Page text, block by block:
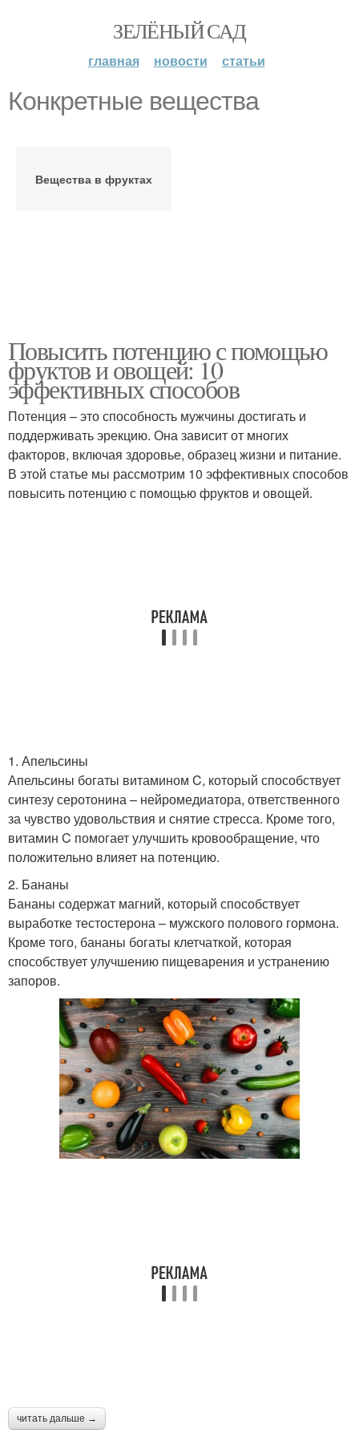
ЗЕЛЁНЫЙ САД
главная новости статьи
Конкретные вещества
Вещества в фруктах
Повысить потенцию с помощью
фруктов и овощей: 10
эффективных способов
Потенция – это способность мужчины достигать и
поддерживать эрекцию. Она зависит от многих
факторов, включая здоровье, образец жизни и питание.
В этой статье мы рассмотрим 10 эффективных способов
повысить потенцию с помощью фруктов и овощей.
1. Апельсины
Апельсины богаты витамином C, который способствует
синтезу серотонина – нейромедиатора, ответственного
за чувство удовольствия и снятие стресса. Кроме того,
витамин C помогает улучшить кровообращение, что
положительно влияет на потенцию.
2. Бананы
Бананы содержат магний, который способствует
выработке тестостерона – мужского полового гормона.
Кроме того, бананы богаты клетчаткой, которая
способствует улучшению пищеварения и устранению
запоров.
читать дальше →